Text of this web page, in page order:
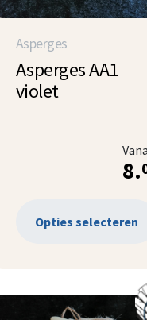
Asperges
Asperges AA1
violet
8.
Opties selecteren